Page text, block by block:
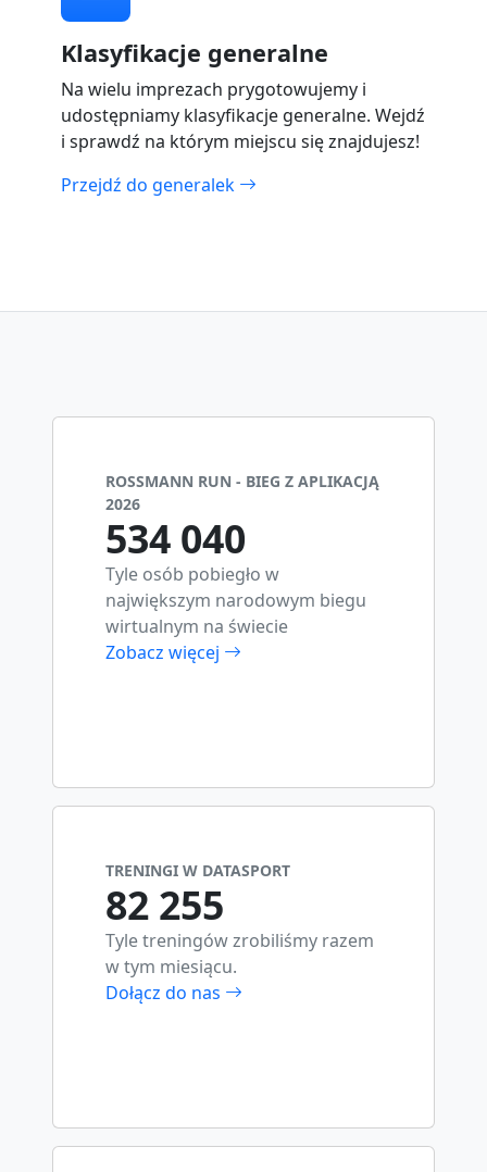
Klasyfikacje generalne
Na wielu imprezach prygotowujemy i
udostępniamy klasyfikacje generalne. Wejdź
i sprawdź na którym miejscu się znajdujesz!
Przejdź do generalek
ROSSMANN RUN - BIEG Z APLIKACJĄ
2026
534 040
Tyle osób pobiegło w
największym narodowym biegu
wirtualnym na świecie
Zobacz więcej
TRENINGI W DATASPORT
82 255
Tyle treningów zrobiliśmy razem
w tym miesiącu.
Dołącz do nas